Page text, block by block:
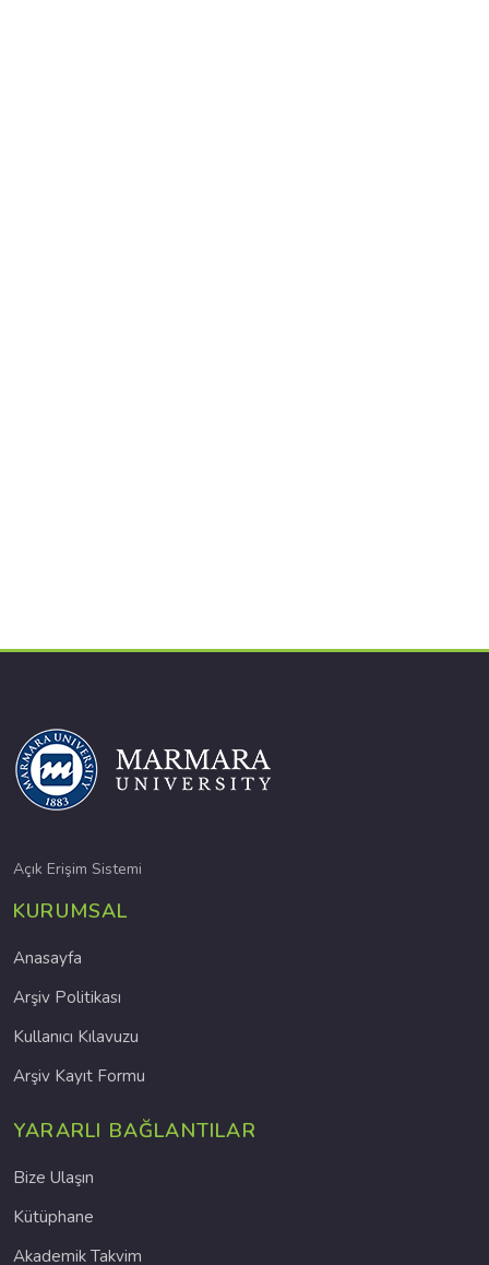
Açık Erişim Sistemi
KURUMSAL
Anasayfa
Arşiv Politikası
Kullanıcı Kılavuzu
Arşiv Kayıt Formu
YARARLI BAĞLANTILAR
Bize Ulaşın
Kütüphane
Akademik Takvim